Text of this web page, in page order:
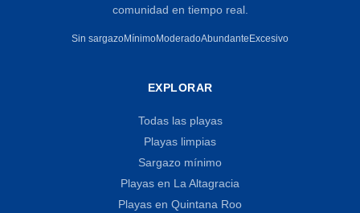
comunidad en tiempo real.
Sin sargazoMínimoModeradoAbundante Excesivo
EXPLORAR
Todas las playas
Playas limpias
Sargazo mínimo
Playas en La Altagracia
Playas en Quintana Roo